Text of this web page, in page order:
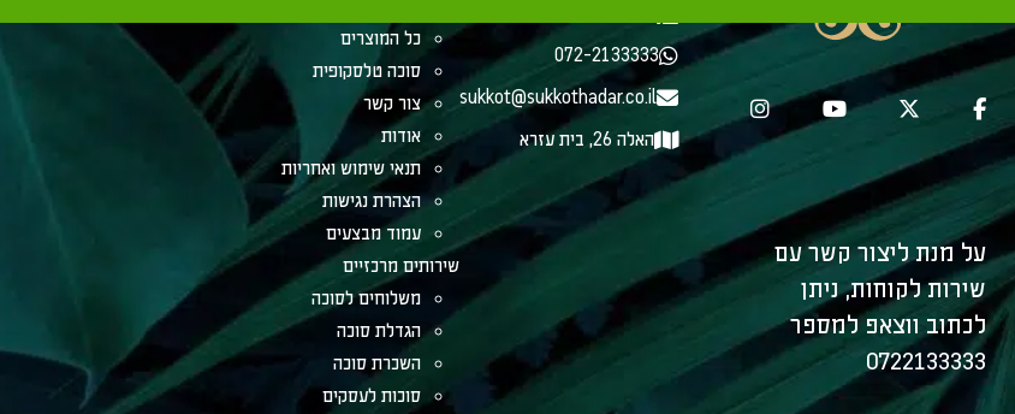
על מנת ליצור קשר עם
שירות לקוחות, ניתן
לכתוב ווצאפ למספר
0722133333
072-2133333
sukkot@sukkothadar.co.il
האלה 26, בית עזרא
כל המוצרים
סוכה טלסקופית
צור קשר
אודות
תנאי שימוש ואחריות
הצהרת נגישות
עמוד מבצעים
שירותים מרכזיים
משלוחים לסוכה
הגדלת סוכה
השכרת סוכה
סוכות לעסקים